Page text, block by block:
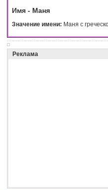
Имя - Маня
Значение имени: Маня с
Реклама